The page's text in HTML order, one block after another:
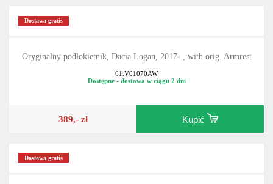
Dostawa gratis
Oryginalny podłokietnik, Dacia Logan, 2017- , with orig. Armrest
61.V01070AW
Dostępne - dostawa w ciągu 2 dni
389,- zł Kupić
Dostawa gratis